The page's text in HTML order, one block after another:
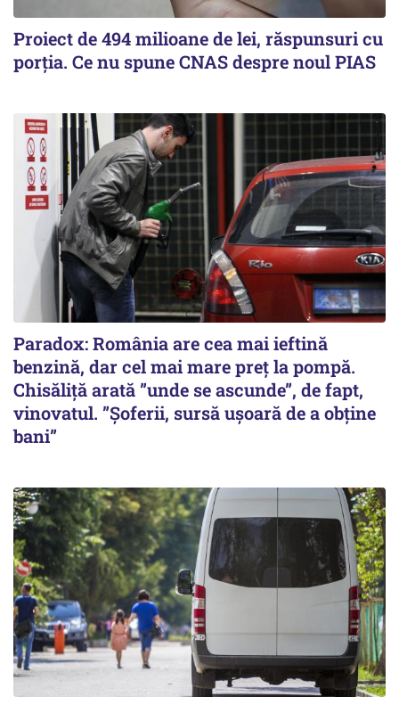
Proiect de 494 milioane de lei, răspunsuri cu
porția. Ce nu spune CNAS despre noul PIAS
Paradox: România are cea mai ieftină
benzină, dar cel mai mare preț la pompă.
Chisăliță arată ”unde se ascunde”, de fapt,
vinovatul. ”Șoferii, sursă ușoară de a obține
bani”